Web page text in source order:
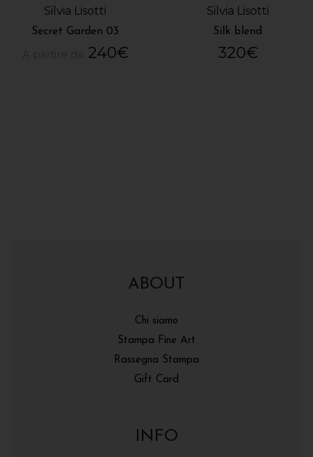
Silvia Lisotti
Secret Garden 03
240€
Silvia Lisotti
Silk blend
320€
ABOUT
Chi siamo
Stampa Fine Art
Rassegna Stampa
Gift Card
INFO